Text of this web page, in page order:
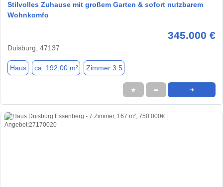
Stilvolles Zuhause mit großem Garten & sofort nutzbarem
Wohnkomfo
345.000 €
Duisburg, 47137
Haus ca. 192,00 m² Zimmer 3.5
★ ➦ ➜